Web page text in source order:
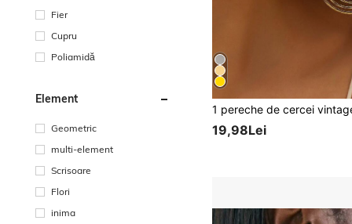
Fier
Cupru
Poliamidă
Element
Geometric
multi-element
Scrisoare
Flori
inima
19,98Lei